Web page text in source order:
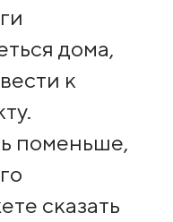
дома,
к
поменьше,
сказать